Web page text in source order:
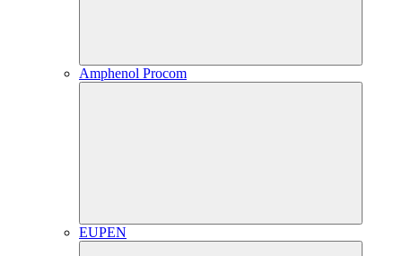
Amphenol Procom
EUPEN